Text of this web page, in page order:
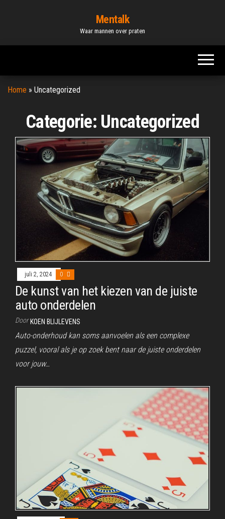
inhoud
Mentalk
Waar mannen over praten
Home » Uncategorized
Categorie: Uncategorized
juli 2, 2024 0
De kunst van het kiezen van de juiste
auto onderdelen
Door KOEN BLIJLEVENS
Auto-onderhoud kan soms aanvoelen als een complexe
puzzel, vooral als je op zoek bent naar de juiste onderdelen
voor jouw…